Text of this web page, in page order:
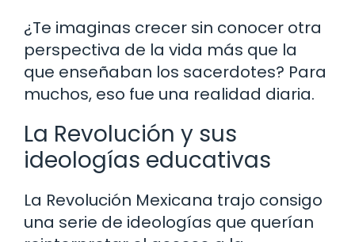
¿Te imaginas crecer sin conocer otra
perspectiva de la vida más que la
que enseñaban los sacerdotes? Para
muchos, eso fue una realidad diaria.
La Revolución y sus
ideologías educativas
La Revolución Mexicana trajo consigo
una serie de ideologías que querían